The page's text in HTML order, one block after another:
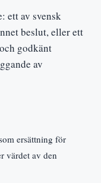
ett av svensk
beslut, eller ett
godkänt
av
ersättning för
värdet av den